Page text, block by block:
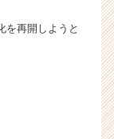
を再開しようと